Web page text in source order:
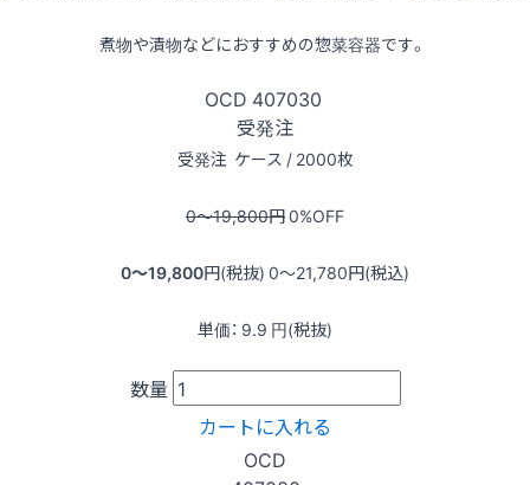
煮物や漬物などにおすすめの惣菜容器です。
OCD 407030
受発注
受発注 ケース / 2000枚
0〜19,800円0%OFF
0〜19,800円(税抜) 0〜21,780円(税込)
単価： 9.9 円(税抜)
数量
カートに入れる
OCD